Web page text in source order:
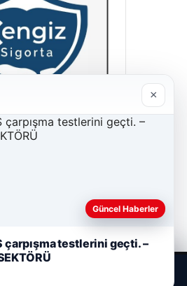
×
Güncel Haberler
çarpışma testlerini geçti. –